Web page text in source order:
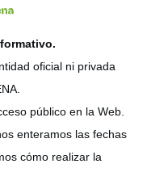
.
oficial ni privada
público en la Web.
enteramos las fechas
cómo realizar la